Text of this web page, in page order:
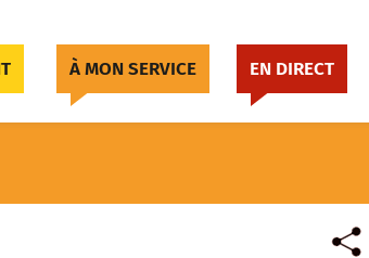
À MON SERVICE EN DIRECT